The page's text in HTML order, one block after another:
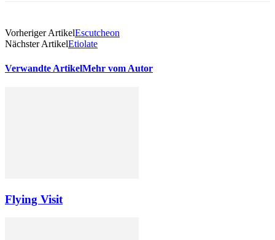
Vorheriger ArtikelEscutcheon
Nächster ArtikelEtiolate
Verwandte ArtikelMehr vom Autor
Flying Visit